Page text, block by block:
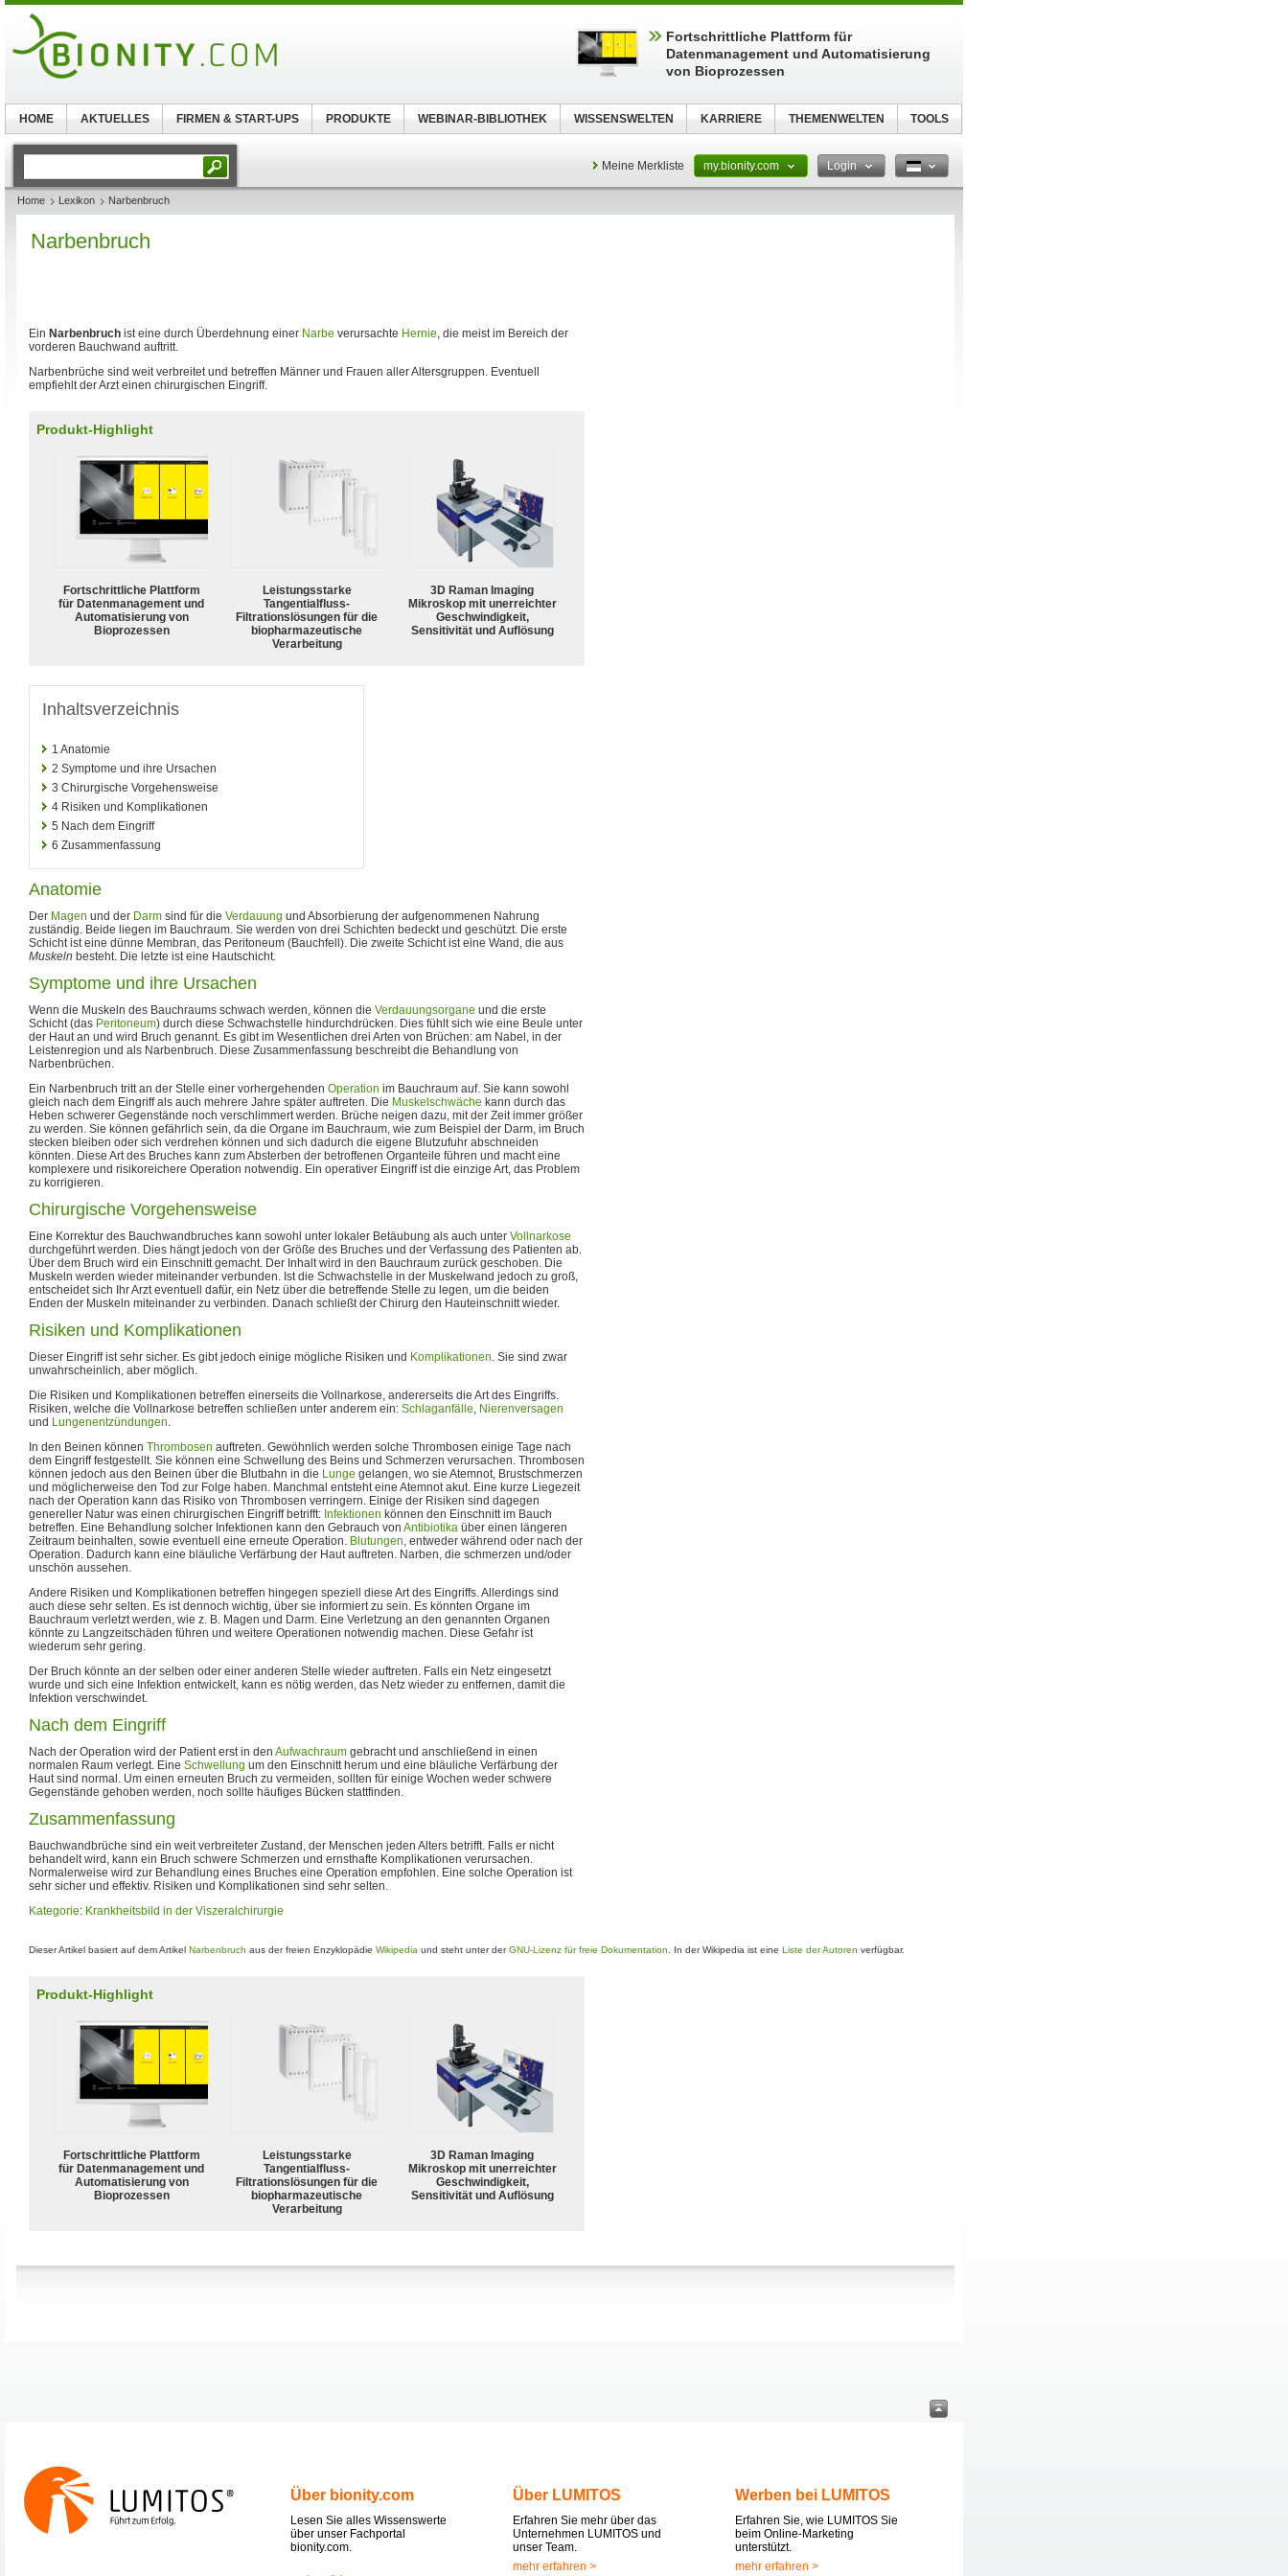
Meine Merkliste my.bionity.com Login
Home Lexikon Narbenbruch
Narbenbruch
Ein Narbenbruch ist eine durch Überdehnung einer Narbe verursachte Hernie, die meist im Bereich der
vorderen Bauchwand auftritt.
Narbenbrüche sind weit verbreitet und betreffen Männer und Frauen aller Altersgruppen. Eventuell
empfiehlt der Arzt einen chirurgischen Eingriff.
Produkt-Highlight
Fortschrittliche Plattform
für Datenmanagement und
Automatisierung von
Bioprozessen
Leistungsstarke
Tangentialfluss-
Filtrationslösungen für die
biopharmazeutische
Verarbeitung
3D Raman Imaging
Mikroskop mit unerreichter
Geschwindigkeit,
Sensitivität und Auflösung
Inhaltsverzeichnis
1 Anatomie
2 Symptome und ihre Ursachen
3 Chirurgische Vorgehensweise
4 Risiken und Komplikationen
5 Nach dem Eingriff
6 Zusammenfassung
Anatomie
Der Magen und der Darm sind für die Verdauung und Absorbierung der aufgenommenen Nahrung
zuständig. Beide liegen im Bauchraum. Sie werden von drei Schichten bedeckt und geschützt. Die erste
Schicht ist eine dünne Membran, das Peritoneum (Bauchfell). Die zweite Schicht ist eine Wand, die aus
Muskeln besteht. Die letzte ist eine Hautschicht.
Symptome und ihre Ursachen
Wenn die Muskeln des Bauchraums schwach werden, können die Verdauungsorgane und die erste
Schicht (das Peritoneum) durch diese Schwachstelle hindurchdrücken. Dies fühlt sich wie eine Beule unter
der Haut an und wird Bruch genannt. Es gibt im Wesentlichen drei Arten von Brüchen: am Nabel, in der
Leistenregion und als Narbenbruch. Diese Zusammenfassung beschreibt die Behandlung von
Narbenbrüchen.
Ein Narbenbruch tritt an der Stelle einer vorhergehenden Operation im Bauchraum auf. Sie kann sowohl
gleich nach dem Eingriff als auch mehrere Jahre später auftreten. Die Muskelschwäche kann durch das
Heben schwerer Gegenstände noch verschlimmert werden. Brüche neigen dazu, mit der Zeit immer größer
zu werden. Sie können gefährlich sein, da die Organe im Bauchraum, wie zum Beispiel der Darm, im Bruch
stecken bleiben oder sich verdrehen können und sich dadurch die eigene Blutzufuhr abschneiden
könnten. Diese Art des Bruches kann zum Absterben der betroffenen Organteile führen und macht eine
komplexere und risikoreichere Operation notwendig. Ein operativer Eingriff ist die einzige Art, das Problem
zu korrigieren.
Chirurgische Vorgehensweise
Eine Korrektur des Bauchwandbruches kann sowohl unter lokaler Betäubung als auch unter Vollnarkose
durchgeführt werden. Dies hängt jedoch von der Größe des Bruches und der Verfassung des Patienten ab.
Über dem Bruch wird ein Einschnitt gemacht. Der Inhalt wird in den Bauchraum zurück geschoben. Die
Muskeln werden wieder miteinander verbunden. Ist die Schwachstelle in der Muskelwand jedoch zu groß,
entscheidet sich Ihr Arzt eventuell dafür, ein Netz über die betreffende Stelle zu legen, um die beiden
Enden der Muskeln miteinander zu verbinden. Danach schließt der Chirurg den Hauteinschnitt wieder.
Risiken und Komplikationen
Dieser Eingriff ist sehr sicher. Es gibt jedoch einige mögliche Risiken und Komplikationen. Sie sind zwar
unwahrscheinlich, aber möglich.
Die Risiken und Komplikationen betreffen einerseits die Vollnarkose, andererseits die Art des Eingriffs.
Risiken, welche die Vollnarkose betreffen schließen unter anderem ein: Schlaganfälle, Nierenversagen
und Lungenentzündungen.
In den Beinen können Thrombosen auftreten. Gewöhnlich werden solche Thrombosen einige Tage nach
dem Eingriff festgestellt. Sie können eine Schwellung des Beins und Schmerzen verursachen. Thrombosen
können jedoch aus den Beinen über die Blutbahn in die Lunge gelangen, wo sie Atemnot, Brustschmerzen
und möglicherweise den Tod zur Folge haben. Manchmal entsteht eine Atemnot akut. Eine kurze Liegezeit
nach der Operation kann das Risiko von Thrombosen verringern. Einige der Risiken sind dagegen
genereller Natur was einen chirurgischen Eingriff betrifft: Infektionen können den Einschnitt im Bauch
betreffen. Eine Behandlung solcher Infektionen kann den Gebrauch von Antibiotika über einen längeren
Zeitraum beinhalten, sowie eventuell eine erneute Operation. Blutungen, entweder während oder nach der
Operation. Dadurch kann eine bläuliche Verfärbung der Haut auftreten. Narben, die schmerzen und/oder
unschön aussehen.
Andere Risiken und Komplikationen betreffen hingegen speziell diese Art des Eingriffs. Allerdings sind
auch diese sehr selten. Es ist dennoch wichtig, über sie informiert zu sein. Es könnten Organe im
Bauchraum verletzt werden, wie z. B. Magen und Darm. Eine Verletzung an den genannten Organen
könnte zu Langzeitschäden führen und weitere Operationen notwendig machen. Diese Gefahr ist
wiederum sehr gering.
Der Bruch könnte an der selben oder einer anderen Stelle wieder auftreten. Falls ein Netz eingesetzt
wurde und sich eine Infektion entwickelt, kann es nötig werden, das Netz wieder zu entfernen, damit die
Infektion verschwindet.
Nach dem Eingriff
Nach der Operation wird der Patient erst in den Aufwachraum gebracht und anschließend in einen
normalen Raum verlegt. Eine Schwellung um den Einschnitt herum und eine bläuliche Verfärbung der
Haut sind normal. Um einen erneuten Bruch zu vermeiden, sollten für einige Wochen weder schwere
Gegenstände gehoben werden, noch sollte häufiges Bücken stattfinden.
Zusammenfassung
Bauchwandbrüche sind ein weit verbreiteter Zustand, der Menschen jeden Alters betrifft. Falls er nicht
behandelt wird, kann ein Bruch schwere Schmerzen und ernsthafte Komplikationen verursachen.
Normalerweise wird zur Behandlung eines Bruches eine Operation empfohlen. Eine solche Operation ist
sehr sicher und effektiv. Risiken und Komplikationen sind sehr selten.
Kategorie: Krankheitsbild in der Viszeralchirurgie
Dieser Artikel basiert auf dem Artikel Narbenbruch aus der freien Enzyklopädie Wikipedia und steht unter derGNU-Lizenz für freie Dokumentation . In der Wikipedia ist eine Liste der Autoren verfügbar.
Produkt-Highlight
Fortschrittliche Plattform
für Datenmanagement und
Automatisierung von
Bioprozessen
Leistungsstarke
Tangentialfluss-
Filtrationslösungen für die
biopharmazeutische
Verarbeitung
3D Raman Imaging
Mikroskop mit unerreichter
Geschwindigkeit,
Sensitivität und Auflösung
Über bionity.com
Lesen Sie alles Wissenswerte
über unser Fachportal
bionity.com.
Über LUMITOS
Erfahren Sie mehr über das
Unternehmen LUMITOS und
unser Team.
mehr erfahren >
Werben bei LUMITOS
Erfahren Sie, wie LUMITOS Sie
beim Online-Marketing
unterstützt.
mehr erfahren >
Fortschrittliche Plattform für
Datenmanagement und Automatisierung
von Bioprozessen
HOME AKTUELLES FIRMEN & START-UPS PRODUKTE WEBINAR-BIBLIOTHEK WISSENSWELTEN KARRIERE THEMENWELTEN TOOLS